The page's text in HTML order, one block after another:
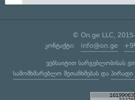
© On.ge LLC,
კონტაქტი: info@on.ge
ვებსაიტით სარგებლობისას
სამომხმარებლო შეთანხმებასდა პირადი